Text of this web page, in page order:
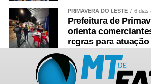
PRIMAVERA DO LESTE 6 dias
Prefeitura de
orienta
regras para